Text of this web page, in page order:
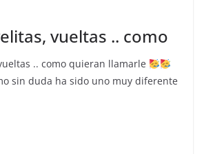
vueltas .. como
.. como quieran llamarle
sin duda ha sido uno muy diferente